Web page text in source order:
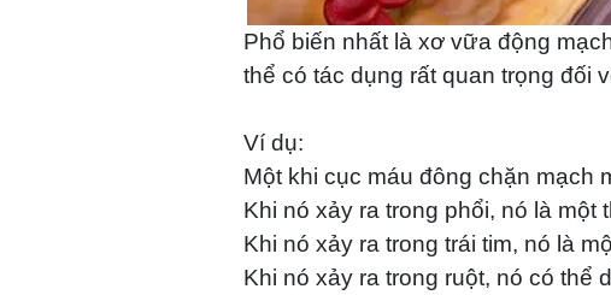
Phổ biến nhất là xơ vữa động
thể có tác dụng rất quan trọng đối
Ví dụ:
Một khi cục máu đông chặn mạch
Khi nó xảy ra trong phổi, nó là một
Khi nó xảy ra trong trái tim, nó là
Khi nó xảy ra trong ruột, nó có thể